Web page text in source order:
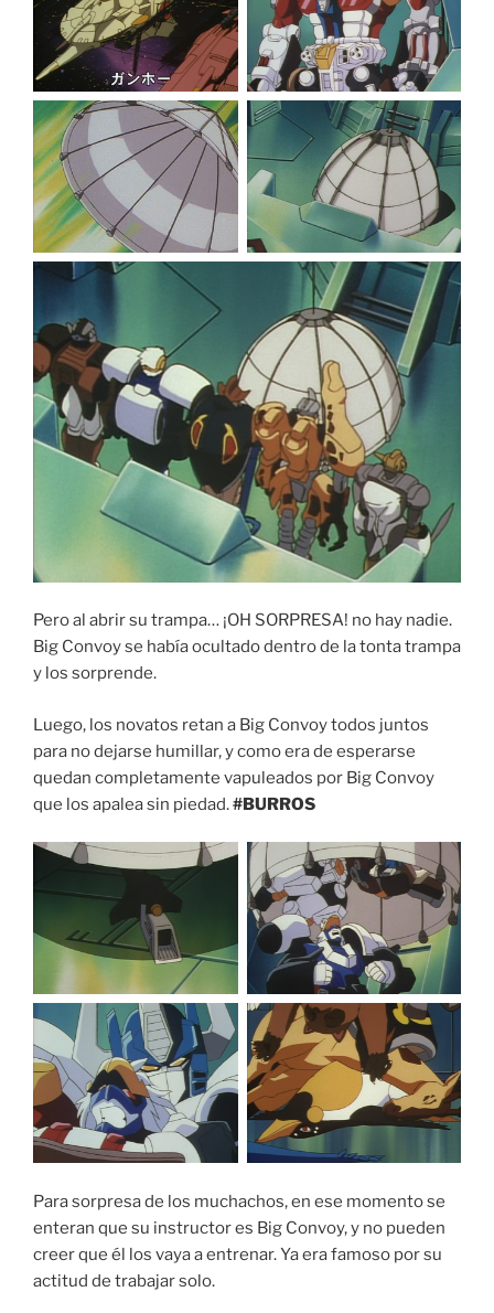
Pero al abrir su trampa… ¡OH SORPRESA! no hay nadie.
Big Convoy se había ocultado dentro de la tonta trampa
y los sorprende.
Luego, los novatos retan a Big Convoy todos juntos
para no dejarse humillar, y como era de esperarse
quedan completamente vapuleados por Big Convoy
que los apalea sin piedad.#BURROS
Para sorpresa de los muchachos, en ese momento se
enteran que su instructor es Big Convoy, y no pueden
creer que él los vaya a entrenar. Ya era famoso por su
actitud de trabajar solo.